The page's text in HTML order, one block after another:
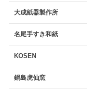
大成紙器製作所
名尾手すき和紙
KOSEN
鍋島虎仙窯